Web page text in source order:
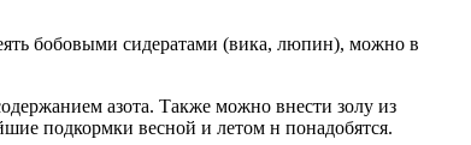
бобовыми сидератами (вика, люпин), можно в
азота. Также можно внести золу из
подкормки весной и летом н понадобятся.